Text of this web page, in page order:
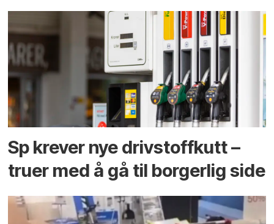
Sp krever nye drivstoffkutt –
truer med å gå til borgerlig side